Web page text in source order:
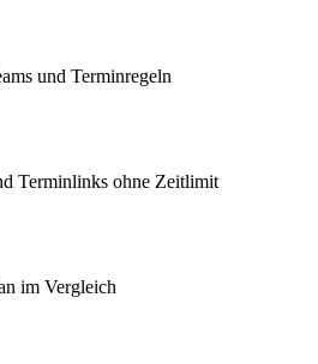
und Terminregeln
Terminlinks ohne Zeitlimit
im Vergleich